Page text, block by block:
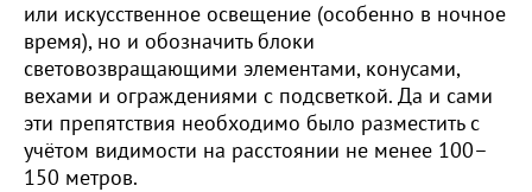
или искусственное освещение (особенно в ночное
время), но и обозначить блоки
световозвращающими элементами, конусами,
вехами и ограждениями с подсветкой. Да и сами
эти препятствия необходимо было разместить с
учётом видимости на расстоянии не менее 100–
150 метров.